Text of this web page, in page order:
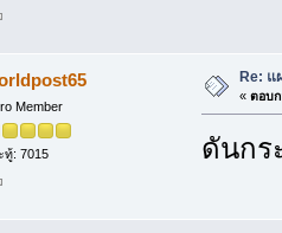
Member
ทู้: 7015
Re: แ
« ตอบก
ดันก